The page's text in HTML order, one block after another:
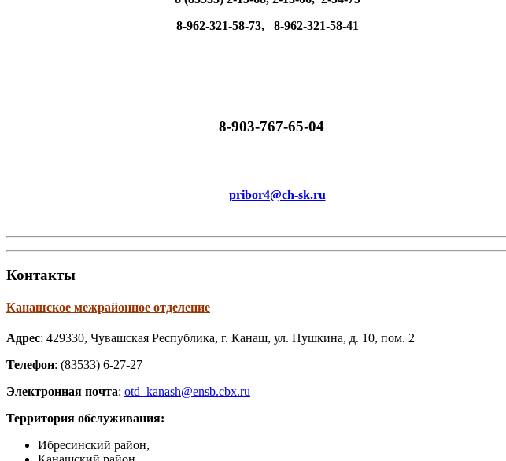
8-962-321-58-73, 8-962-321-58-41
8-903-767-65-04
pribor4@ch-sk.ru
Контакты
Канашское межрайонное отделение
Адрес: 429330, Чувашская Республика, г. Канаш, ул. Пушкина, д. 10, пом. 2
Телефон: (83533) 6-27-27
Электронная почта: otd_kanash@ensb.cbx.ru
Территория обслуживания:
Ибресинский район,